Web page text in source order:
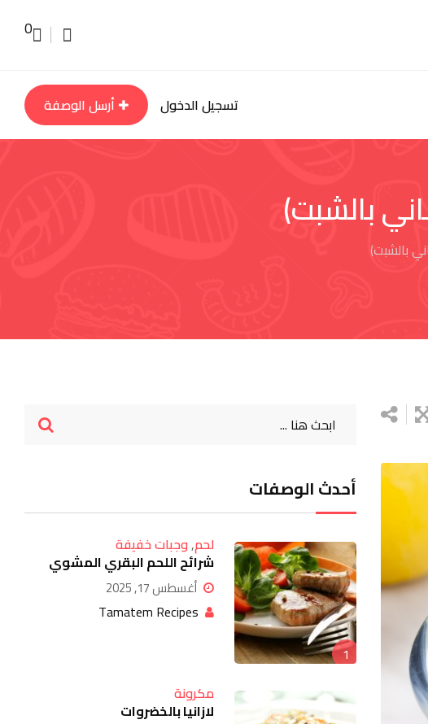
0
تسجيل الدخول أرسل الوصفة
بالشبت)
بالشبت)
LinkedIn
Whatsapp
StumbleUpon
Tumblr
Pinterest
أحدث الوصفات
1
لحم,وجبات خفيفة
شرائح اللحم البقري المشوي
أغسطس 17, 2025
Tamatem Recipes
مكرونة
لازانيا بالخضروات